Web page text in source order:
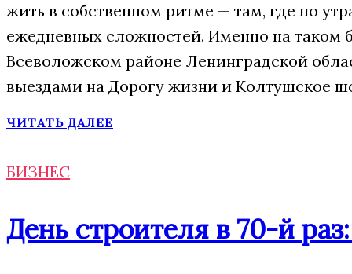
жить в собственном ритме — там, где по
ежедневных сложностей. Именно на таком
Всеволожском районе Ленинградской
выездами на Дорогу жизни и Колтушское
ЧИТАТЬ ДАЛЕЕ
БИЗНЕС
День строителя в 70-й